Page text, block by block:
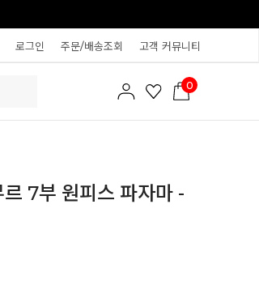
로그인 주문/배송조회 고객 커뮤니티
0
7부 원피스 파자마 -